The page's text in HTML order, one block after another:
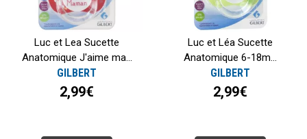
Luc et Lea Sucette
Anatomique J'aime ma...
GILBERT
2,99€
Luc et Léa Sucette
Anatomique 6-18m...
GILBERT
2,99€